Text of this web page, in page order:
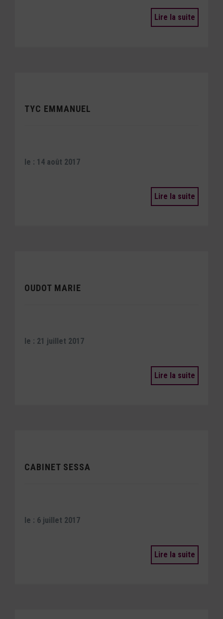
Lire la suite
TYC EMMANUEL
le : 14 août 2017
Lire la suite
OUDOT MARIE
le : 21 juillet 2017
Lire la suite
CABINET SESSA
le : 6 juillet 2017
Lire la suite